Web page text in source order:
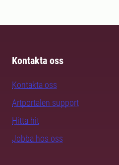
Kontakta oss
Kontakta oss
Artportalen support
Hitta hit
Jobba hos oss